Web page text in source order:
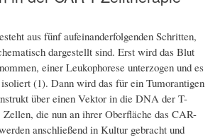
aus fünf aufeinanderfolgenden Schritten,
dargestellt sind. Erst wird das Blut
einer Leukophorese unterzogen und es
(1). Dann wird das für ein Tumorantigen
über einen Vektor in die DNA der T-
die nun an ihrer Oberfläche das CAR-
anschließend in Kultur gebracht und